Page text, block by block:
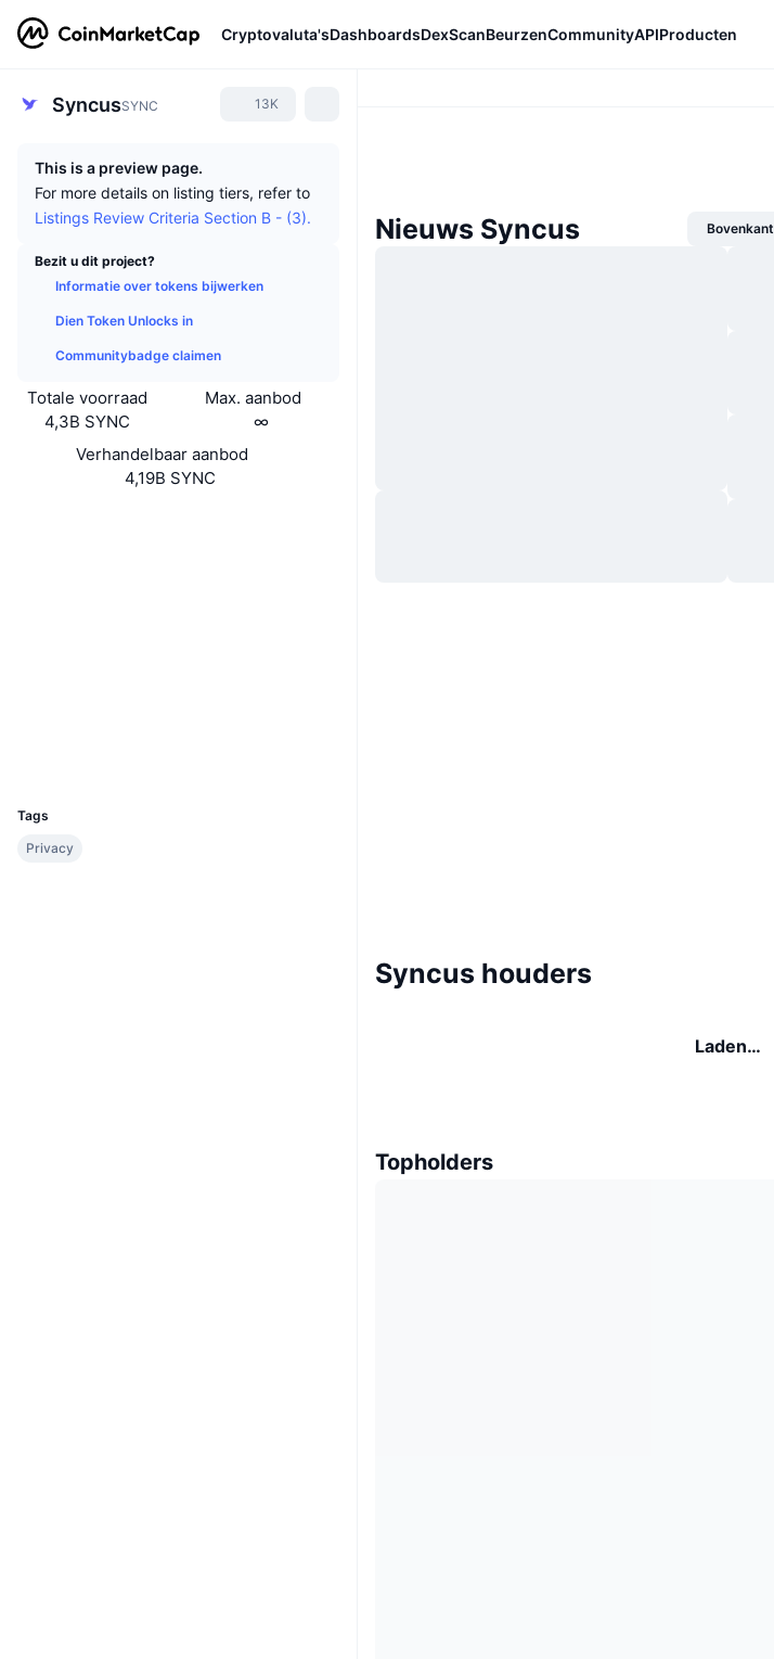
Cryptovaluta'sDashboardsDexScanBeurzenCommunityAPIProducten
SyncusSYNC 13K
This is a preview page.
For more details on listing tiers, refer to
Listings Review Criteria Section B - (3).
Bezit u dit project?
Informatie over tokens bijwerken
Dien Token Unlocks in
Communitybadge claimen
Totale voorraad
4,3B SYNC
Max. aanbod
∞
Verhandelbaar aanbod
4,19B SYNC
Tags
Privacy
Nieuws Syncus Bovenkant
Syncus houders
Laden…
Topholders